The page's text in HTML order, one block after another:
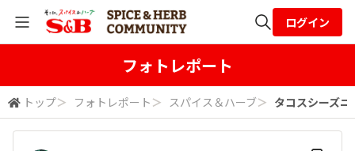
検索
ログイン
フォトレポート
トップ＞ フォトレポート ＞ スパイス＆ハーブ＞ タコスシーズ